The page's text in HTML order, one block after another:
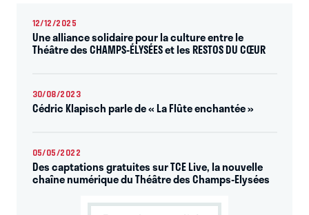
12/12/2025
Une alliance solidaire pour la culture entre le
Théâtre des CHAMPS-ÉLYSÉES et les RESTOS DU CŒUR
30/08/2023
Cédric Klapisch parle de « La Flûte enchantée »
05/05/2022
Des captations gratuites sur TCE Live, la nouvelle
chaîne numérique du Théâtre des Champs-Elysées